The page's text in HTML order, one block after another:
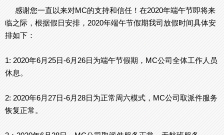
感谢您一直以来对MC的支持和信任！在2020年端午节即将来
临之际，根据假日安排，2020年端午节假期我司放假时间具体安
排如下：
1: 2020年6月25日-6月26日为端午节假期，MC公司全体工作人员
休息。
2: 2020年6月27日-6月28日为正常周六模式，MC公司取派件服务
恢复正常。